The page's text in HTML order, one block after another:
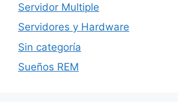
Servidor Multiple
Servidores y Hardware
Sin categoría
Sueños REM